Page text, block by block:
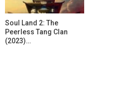
Soul Land 2: The
Peerless Tang Clan
(2023)…